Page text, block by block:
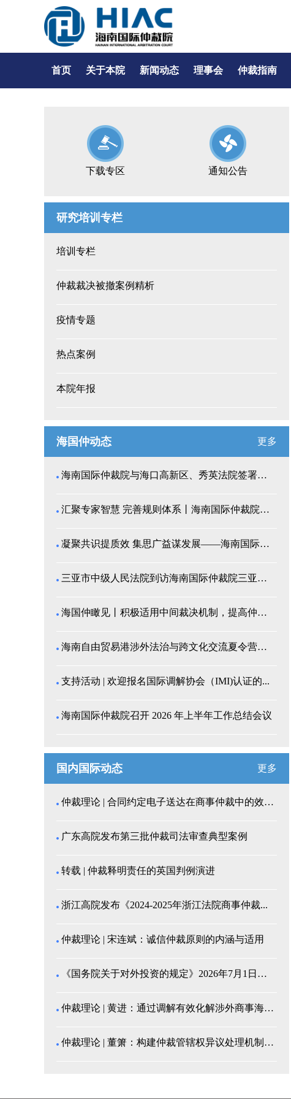
首页 关于本院 新闻动态 理事会 仲裁指南
下载专区 通知公告
研究培训专栏
培训专栏
仲裁裁决被撤案例精析
疫情专题
热点案例
本院年报
海国仲动态 更多
海南国际仲裁院与海口高新区、秀英法院签署商事纠纷多...
汇聚专家智慧 完善规则体系丨海南国际仲裁院召开仲裁...
凝聚共识提质效 集思广益谋发展——海南国际仲裁院举...
三亚市中级人民法院到访海南国际仲裁院三亚分院座谈交...
海国仲瞰见丨积极适用中间裁决机制，提高仲裁公信力
海南自由贸易港涉外法治与跨文化交流夏令营师生来我院...
支持活动 | 欢迎报名国际调解协会（IMI)认证的...
海南国际仲裁院召开 2026 年上半年工作总结会议
国内国际动态 更多
仲裁理论 | 合同约定电子送达在商事仲裁中的效力认...
广东高院发布第三批仲裁司法审查典型案例
转载 | 仲裁释明责任的英国判例演进
浙江高院发布《2024-2025年浙江法院商事仲裁...
仲裁理论 | 宋连斌：诚信仲裁原则的内涵与适用
《国务院关于对外投资的规定》2026年7月1日起施...
仲裁理论 | 黄进：通过调解有效化解涉外商事海事纠...
仲裁理论 | 董箫：构建仲裁管辖权异议处理机制的中...